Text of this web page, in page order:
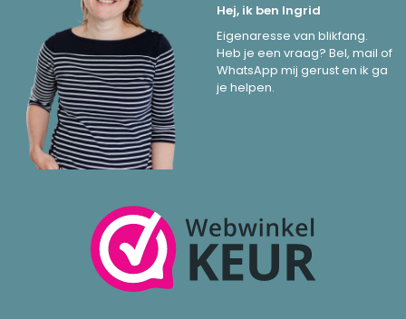
Hej, ik ben Ingrid
Eigenaresse van blikfang.
Heb je een vraag? Bel, mail of
WhatsApp mij gerust en ik ga
je helpen.